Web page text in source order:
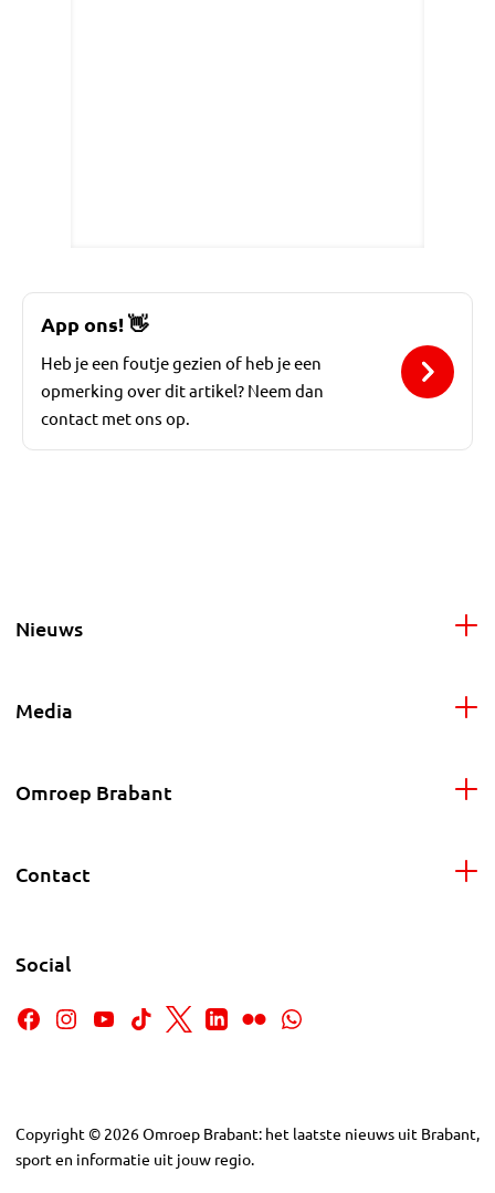
App ons!👋
Heb je een foutje gezien of heb je een
opmerking over dit artikel? Neem dan
contact met ons op.
Nieuws
Media
Omroep Brabant
Contact
Social
Copyright © 2026Omroep Brabant: het laatste nieuws uit Brabant,
sport en informatie uit jouw regio.